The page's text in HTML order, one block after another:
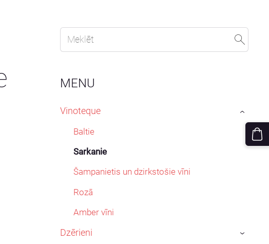
MENU
Vinoteque
Baltie
Sarkanie
Šampanietis un dzirkstošie vīni
Rozā
Amber vīni
›
Dzērieni ›